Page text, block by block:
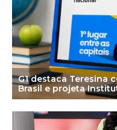
G1 destaca Teresina
Brasil e projeta